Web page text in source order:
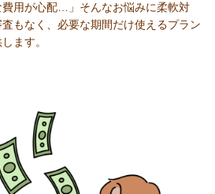
用が心配…」そんなお悩みに柔軟対
もなく、必要な期間だけ使えるプラン
ます。